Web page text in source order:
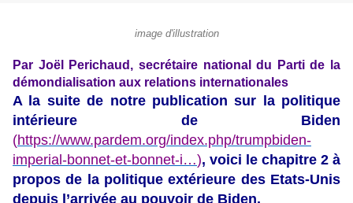
image d'illustration
Par Joël Perichaud, secrétaire national du Parti de la
démondialisation aux relations internationales
A la suite de notre publication sur la politique
intérieure de Biden
(https://www.pardem.org/index.php/trumpbiden-
imperial-bonnet-et-bonnet-i…), voici le chapitre 2 à
propos de la politique extérieure des Etats-Unis
depuis l’arrivée au pouvoir de Biden.